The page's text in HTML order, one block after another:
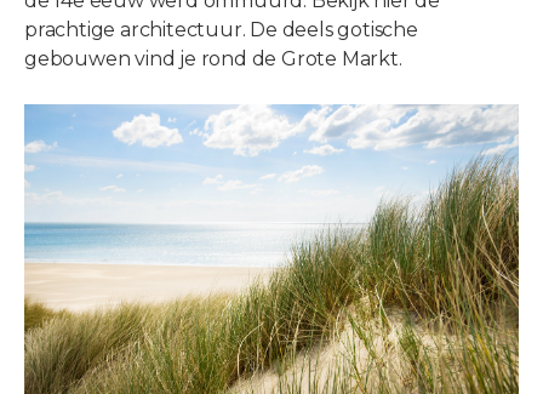
prachtige architectuur. De deels gotische
gebouwen vind je rond de Grote Markt.